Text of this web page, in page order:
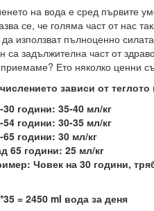
на вода е сред първите
се, че голяма част от нас
използват пълноценно
са задължителна част от
приемаме? Ето няколко ценни
зависи от
30 години: 35-40 мл/кг
54 години: 30-35 мл/кг
65 години: 30 мл/кг
65 години: 25 мл/кг
Човек на 30 години,
= 2450 ml вода за деня